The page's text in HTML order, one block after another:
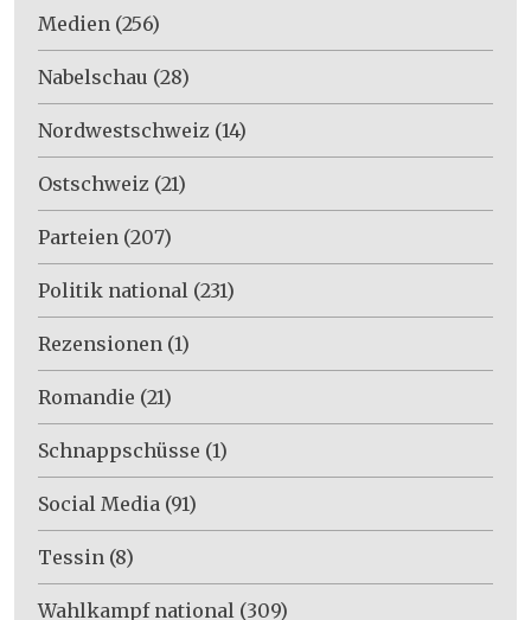
Medien (256)
Nabelschau (28)
Nordwestschweiz (14)
Ostschweiz (21)
Parteien (207)
Politik national (231)
Rezensionen (1)
Romandie (21)
Schnappschüsse (1)
Social Media (91)
Tessin (8)
Wahlkampf national (309)